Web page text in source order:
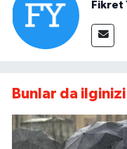
Fikret
Bunlar da